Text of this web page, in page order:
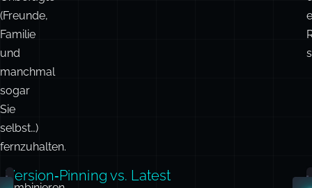
(Freunde,
Familie
und
manchmal
sogar
Sie
selbst…)
fernzuhalten.
Version‑Pinning vs. Latest